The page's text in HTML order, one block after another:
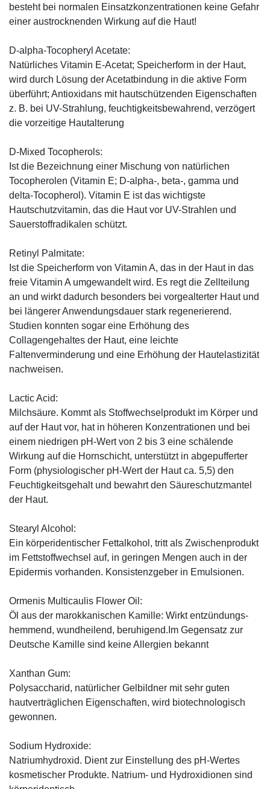
besteht bei normalen Einsatzkonzentrationen keine Gefahr
einer austrocknenden Wirkung auf die Haut!
D-alpha-Tocopheryl Acetate:
Natürliches Vitamin E-Acetat; Speicherform in der Haut,
wird durch Lösung der Acetatbindung in die aktive Form
überführt; Antioxidans mit hautschützenden Eigenschaften
z. B. bei UV-Strahlung, feuchtigkeitsbewahrend, verzögert
die vorzeitige Hautalterung
D-Mixed Tocopherols:
Ist die Bezeichnung einer Mischung von natürlichen
Tocopherolen (Vitamin E; D-alpha-, beta-, gamma und
delta-Tocopherol). Vitamin E ist das wichtigste
Hautschutzvitamin, das die Haut vor UV-Strahlen und
Sauerstoffradikalen schützt.
Retinyl Palmitate:
Ist die Speicherform von Vitamin A, das in der Haut in das
freie Vitamin A umgewandelt wird. Es regt die Zellteilung
an und wirkt dadurch besonders bei vorgealterter Haut und
bei längerer Anwendungsdauer stark regenerierend.
Studien konnten sogar eine Erhöhung des
Collagengehaltes der Haut, eine leichte
Faltenverminderung und eine Erhöhung der Hautelastizität
nachweisen.
Lactic Acid:
Milchsäure. Kommt als Stoffwechselprodukt im Körper und
auf der Haut vor, hat in höheren Konzentrationen und bei
einem niedrigen pH-Wert von 2 bis 3 eine schälende
Wirkung auf die Hornschicht, unterstützt in abgepufferter
Form (physiologischer pH-Wert der Haut ca. 5,5) den
Feuchtigkeitsgehalt und bewahrt den Säureschutzmantel
der Haut.
Stearyl Alcohol:
Ein körperidentischer Fettalkohol, tritt als Zwischenprodukt
im Fettstoffwechsel auf, in geringen Mengen auch in der
Epidermis vorhanden. Konsistenzgeber in Emulsionen.
Ormenis Multicaulis Flower Oil:
Öl aus der marokkanischen Kamille: Wirkt entzündungs-
hemmend, wundheilend, beruhigend.Im Gegensatz zur
Deutsche Kamille sind keine Allergien bekannt
Xanthan Gum:
Polysaccharid, natürlicher Gelbildner mit sehr guten
hautverträglichen Eigenschaften, wird biotechnologisch
gewonnen.
Sodium Hydroxide:
Natriumhydroxid. Dient zur Einstellung des pH-Wertes
kosmetischer Produkte. Natrium- und Hydroxidionen sind